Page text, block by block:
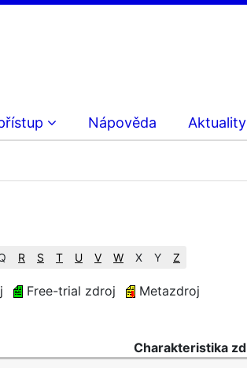
Nápověda Aktuality
R S T U V W X Y Z
Free-trial zdroj Metazdroj
Charakteristika